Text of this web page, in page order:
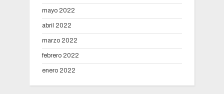
mayo 2022
abril 2022
marzo 2022
febrero 2022
enero 2022